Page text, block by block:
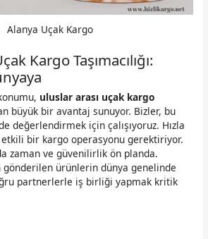
Alanya Uçak Kargo
Kargo Taşımacılığı:
uluslar arası uçak kargo
büyük bir avantaj sunuyor. Bizler, bu
değerlendirmek için çalışıyoruz. Hızla
bir kargo operasyonu gerektiriyor.
zaman ve güvenilirlik ön planda.
gönderilen ürünlerin dünya genelinde
partnerlerle iş birliği yapmak kritik